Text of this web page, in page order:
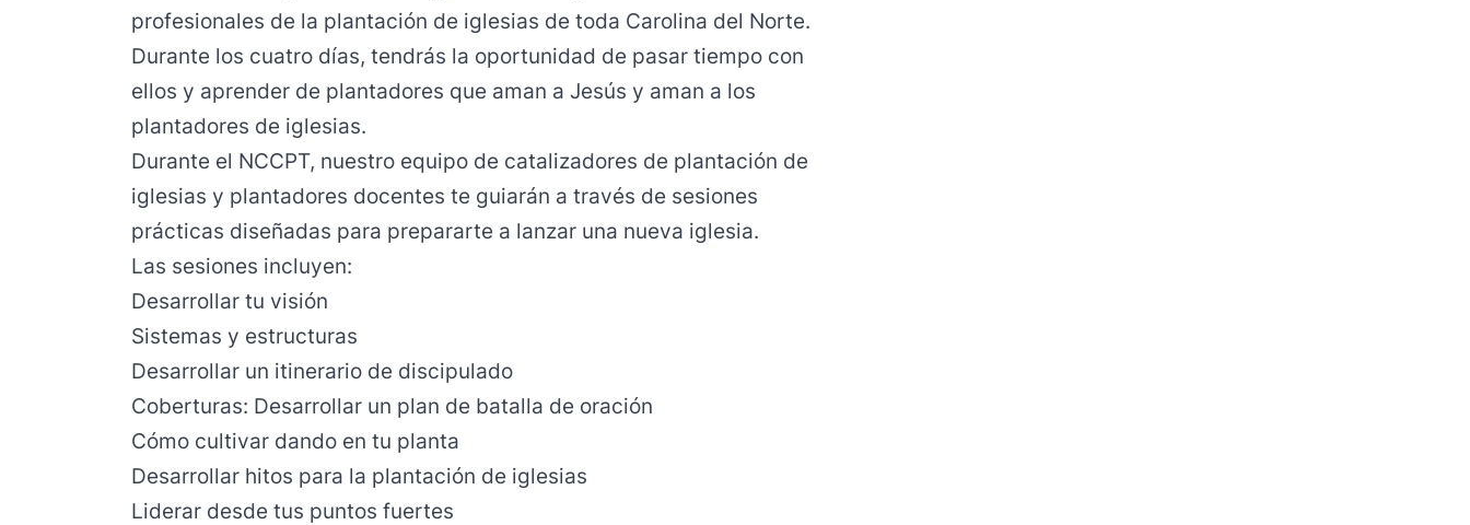
profesionales de la plantación de iglesias de toda Carolina del Norte.
Durante los cuatro días, tendrás la oportunidad de pasar tiempo con
ellos y aprender de plantadores que aman a Jesús y aman a los
plantadores de iglesias.
Durante el NCCPT, nuestro equipo de catalizadores de plantación de
iglesias y plantadores docentes te guiarán a través de sesiones
prácticas diseñadas para prepararte a lanzar una nueva iglesia.
Las sesiones incluyen:
Desarrollar tu visión
Sistemas y estructuras
Desarrollar un itinerario de discipulado
Coberturas: Desarrollar un plan de batalla de oración
Cómo cultivar dando en tu planta
Desarrollar hitos para la plantación de iglesias
Liderar desde tus puntos fuertes